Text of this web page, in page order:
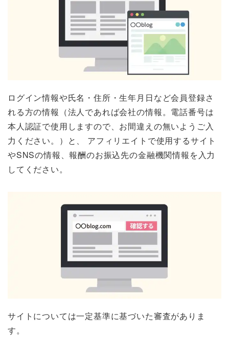
ログイン情報や氏名・住所・生年月日など会員登録さ
れる方の情報（法人であれば会社の情報。電話番号は
本人認証で使用しますので、お間違えの無いようご入
力ください。）と、 アフィリエイトで使用するサイト
やSNSの情報、報酬のお振込先の金融機関情報を入力
してください。
サイトについては一定基準に基づいた審査がありま
す。